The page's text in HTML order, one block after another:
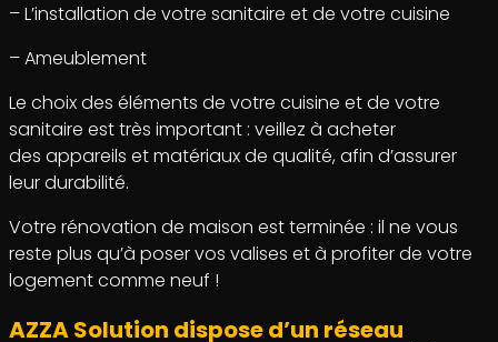
– L’installation de votre sanitaire et de votre cuisine
– Ameublement
Le choix des éléments de votre cuisine et de votre
sanitaire est très important : veillez à acheter
des appareils et matériaux de qualité, afin d’assurer
leur durabilité.
Votre rénovation de maison est terminée : il ne vous
reste plus qu’à poser vos valises et à profiter de votre
logement comme neuf !
AZZA Solution dispose d’un réseau